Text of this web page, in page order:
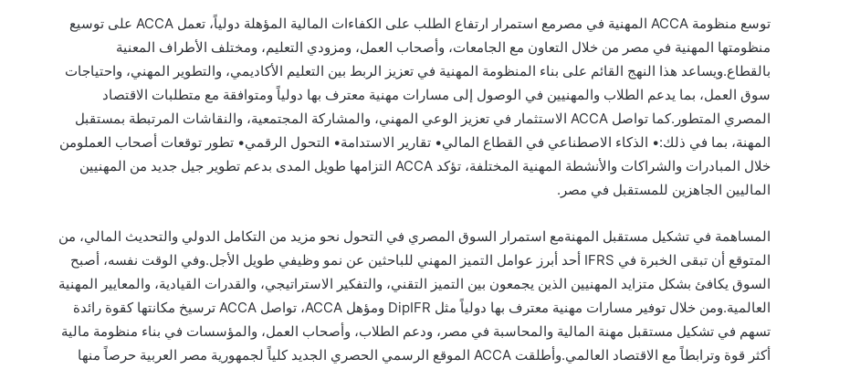
توسع منظومة ACCA المهنية في مصرمع استمرار ارتفاع الطلب على الكفاءات المالية المؤهلة دولياً، تعمل ACCA على توسيع
منظومتها المهنية في مصر من خلال التعاون مع الجامعات، وأصحاب العمل، ومزودي التعليم، ومختلف الأطراف المعنية
بالقطاع.ويساعد هذا النهج القائم على بناء المنظومة المهنية في تعزيز الربط بين التعليم الأكاديمي، والتطوير المهني، واحتياجات
سوق العمل، بما يدعم الطلاب والمهنيين في الوصول إلى مسارات مهنية معترف بها دولياً ومتوافقة مع متطلبات الاقتصاد
المصري المتطور.كما تواصل ACCA الاستثمار في تعزيز الوعي المهني، والمشاركة المجتمعية، والنقاشات المرتبطة بمستقبل
المهنة، بما في ذلك:• الذكاء الاصطناعي في القطاع المالي• تقارير الاستدامة• التحول الرقمي• تطور توقعات أصحاب العملومن
خلال المبادرات والشراكات والأنشطة المهنية المختلفة، تؤكد ACCA التزامها طويل المدى بدعم تطوير جيل جديد من المهنيين
الماليين الجاهزين للمستقبل في مصر.
المساهمة في تشكيل مستقبل المهنةمع استمرار السوق المصري في التحول نحو مزيد من التكامل الدولي والتحديث المالي، من
المتوقع أن تبقى الخبرة في IFRS أحد أبرز عوامل التميز المهني للباحثين عن نمو وظيفي طويل الأجل.وفي الوقت نفسه، أصبح
السوق يكافئ بشكل متزايد المهنيين الذين يجمعون بين التميز التقني، والتفكير الاستراتيجي، والقدرات القيادية، والمعايير المهنية
العالمية.ومن خلال توفير مسارات مهنية معترف بها دولياً مثل DipIFR ومؤهل ACCA، تواصل ACCA ترسيخ مكانتها كقوة رائدة
تسهم في تشكيل مستقبل مهنة المالية والمحاسبة في مصر، ودعم الطلاب، وأصحاب العمل، والمؤسسات في بناء منظومة مالية
أكثر قوة وترابطاً مع الاقتصاد العالمي.وأطلقت ACCA الموقع الرسمي الحصري الجديد كلياً لجمهورية مصر العربية حرصاً منها